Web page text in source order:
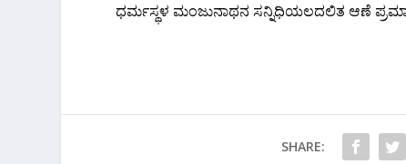
ಧರ್ಮಸ್ಥಳ ಮಂಜುನಾಥನ ಸನ್ನಿಧಿಯಲದಲಿತ ಆಣೆ
SHARE: